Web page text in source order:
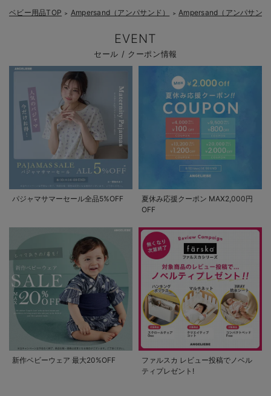
ベビー用品TOP ＞ Ampersand（アンパサンド） ＞ Ampersand（アンパサン
EVENT
セール / クーポン情報
パジャマサマーセール全品5%OFF
夏休み応援クーポン MAX2,000円
OFF
新作ベビーウェア 最大20%OFF
ファルスカ レビュー投稿でノベル
ティプレゼント!